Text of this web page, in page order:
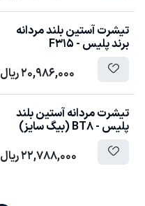
تیشرت آستین بلند مردانه
برند پلیس - F315
20,986,000ریال
تیشرت مردانه آستین بلند
پلیس - BT8 (بیگ سایز)
22,788,000ریال